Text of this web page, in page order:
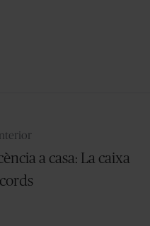
a casa: La caixa